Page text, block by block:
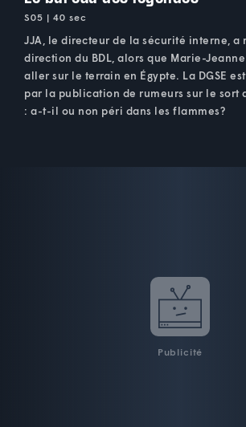
S05 | 40 sec
JJA, le directeur de la sécurité interne, a
direction du BDL, alors que Marie-
aller sur le terrain en Égypte. La DGSE
par la publication de rumeurs sur le sort
: a-t-il ou non péri dans les flammes?
Publicité